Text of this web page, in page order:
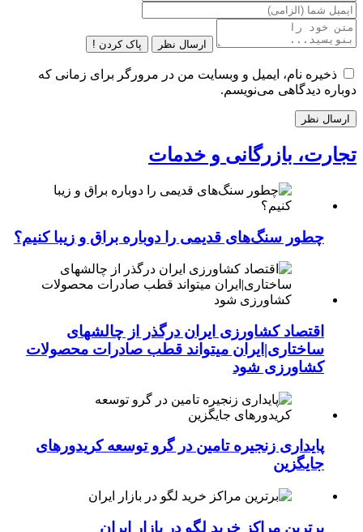
ارسال نظر پاک کردن !
ذخیره نام، ایمیل و وبسایت من در مرورگر برای زمانی که
دوباره دیدگاهی می‌نویسم.
تجارت، بازرگانی و خدمات
چطور سنگ‌های قدیمی را دوباره براق و زیبا کنیم؟
اقتصاد کشاورزی ایران درگذر از چالشهای
ساختاری|ایران میتواند قطب صادرات محصولات
کشاورزی شود
پایداری زنجیره تامین در گرو توسعه کریدورهای
جایگزین
برترین مراکز خرید لگو در بازار ایران